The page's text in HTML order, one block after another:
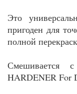
Это
пригоден для
полной
Смешивается
HARDENER For